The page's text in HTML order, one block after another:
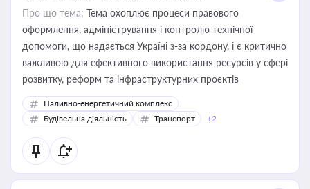
Про що тема: Тема охоплює процеси правового
оформлення, адміністрування і контролю технічної
допомоги, що надається Україні з-за кордону, і є критично
важливою для ефективного використання ресурсів у сфері
розвитку, реформ та інфраструктурних проєктів
Паливно-енергетичний комплекс
Будівельна діяльність
Транспорт +2